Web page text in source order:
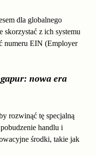
dla globalnego
skorzystać z ich systemu
numeru EIN (Employer
nowa era
rozwinąć tę specjalną
handlu i
środki, takie jak